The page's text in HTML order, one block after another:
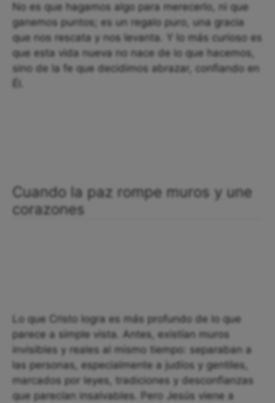
No es que hagamos algo para merecerlo, ni que
ganemos puntos; es un regalo puro, una gracia
que nos rescata y nos levanta. Y lo más curioso es
que esta vida nueva no nace de lo que hacemos,
sino de la fe que decidimos abrazar, confiando en
Cuando la paz rompe muros y une
corazones
Lo que Cristo logra es más profundo de lo que
parece a simple vista. Antes, existían muros
invisibles y reales al mismo tiempo: separaban a
las personas, especialmente a judíos y gentiles,
marcados por leyes, tradiciones y desconfianzas
que parecían insalvables. Pero Jesús viene a